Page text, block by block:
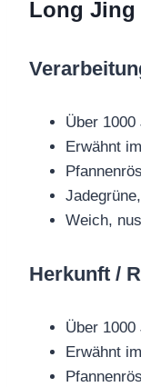
Long Jing
Über 1000
Erwähnt
Weich,
Herkunft /
Über 1000
Erwähnt